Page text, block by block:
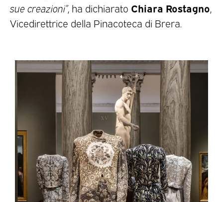
sue creazioni”, ha dichiarato Chiara Rostagno
Vicedirettrice della Pinacoteca di Brera.